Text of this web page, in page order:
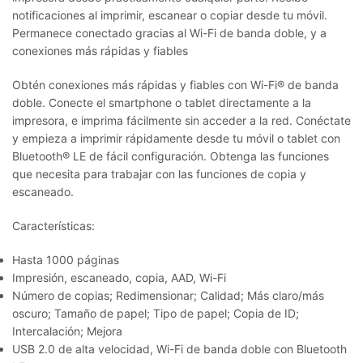
notificaciones al imprimir, escanear o copiar desde tu móvil.
Permanece conectado gracias al Wi-Fi de banda doble, y a
conexiones más rápidas y fiables
Obtén conexiones más rápidas y fiables con Wi-Fi® de banda
doble. Conecte el smartphone o tablet directamente a la
impresora, e imprima fácilmente sin acceder a la red. Conéctate
y empieza a imprimir rápidamente desde tu móvil o tablet con
Bluetooth® LE de fácil configuración. Obtenga las funciones
que necesita para trabajar con las funciones de copia y
escaneado.
Características:
Hasta 1000 páginas
Impresión, escaneado, copia, AAD, Wi-Fi
Número de copias; Redimensionar; Calidad; Más claro/más
oscuro; Tamaño de papel; Tipo de papel; Copia de ID;
Intercalación; Mejora
USB 2.0 de alta velocidad, Wi-Fi de banda doble con Bluetooth